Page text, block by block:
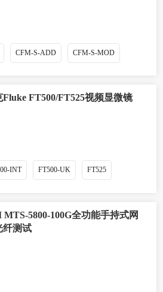
CFM-S-ADD CFM-S-MOD
Fluke FT500/FT525视频显微镜
INT FT500-UK FT525
5800-100G全功能手持式网
纤测试